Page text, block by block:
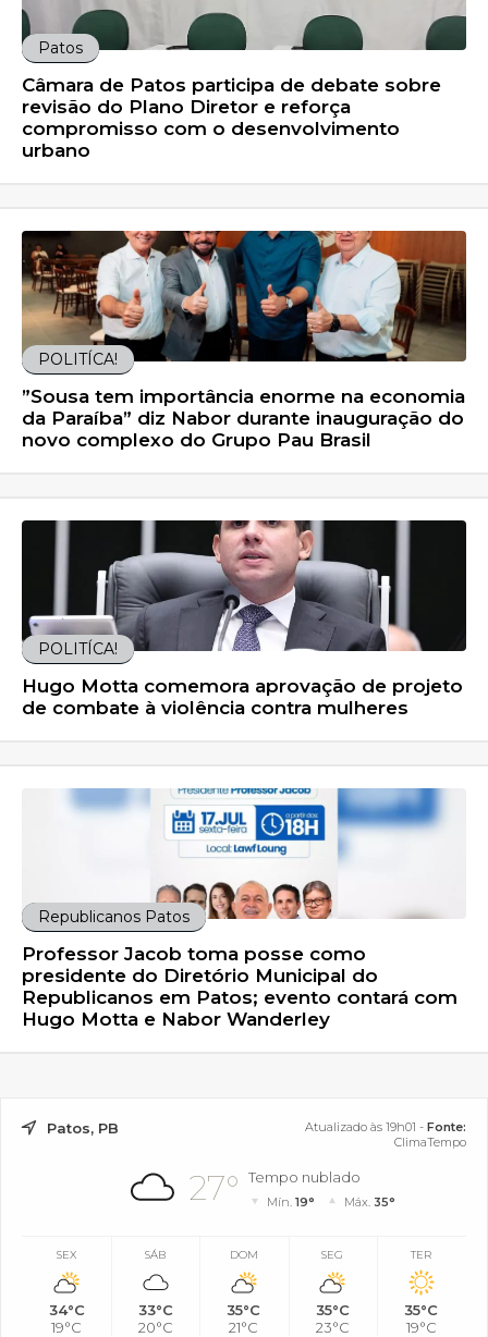
Patos
Câmara de Patos participa de debate sobre
revisão do Plano Diretor e reforça
compromisso com o desenvolvimento
urbano
POLITÍCA!
”Sousa tem importância enorme na economia
da Paraíba” diz Nabor durante inauguração do
novo complexo do Grupo Pau Brasil
POLITÍCA!
Hugo Motta comemora aprovação de projeto
de combate à violência contra mulheres
Republicanos Patos
Professor Jacob toma posse como
presidente do Diretório Municipal do
Republicanos em Patos; evento contará com
Hugo Motta e Nabor Wanderley
Patos, PB Atualizado às 19h01 - Fonte:
ClimaTempo
27° Tempo nublado
Mín.19° Máx. 35°
SEX
34°C
19°C
SÁB
33°C
20°C
DOM
35°C
21°C
SEG
35°C
23°C
TER
35°C
19°C